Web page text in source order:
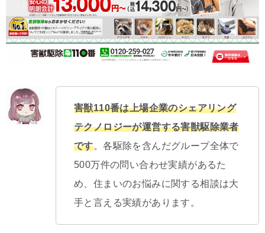
害獣110番は上場企業のシェアリング
テクノロジーが運営する害獣駆除業者
です。各駆除を含んだグループ全体で
500万件の問い合わせ実績があるた
め、住まいのお悩みに関する相談は大
手と言える実績があります。